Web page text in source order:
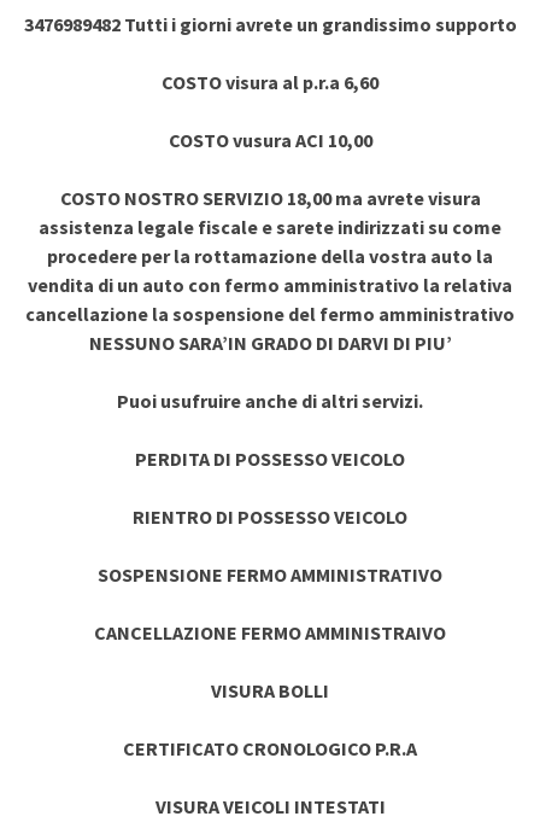
3476989482 Tutti i giorni avrete un grandissimo supporto
COSTO visura al p.r.a 6,60
COSTO vusura ACI 10,00
COSTO NOSTRO SERVIZIO 18,00 ma avrete visura
assistenza legale fiscale e sarete indirizzati su come
procedere per la rottamazione della vostra auto la
vendita di un auto con fermo amministrativo la relativa
cancellazione la sospensione del fermo amministrativo
NESSUNO SARA’IN GRADO DI DARVI DI PIU’
Puoi usufruire anche di altri servizi.
PERDITA DI POSSESSO VEICOLO
RIENTRO DI POSSESSO VEICOLO
SOSPENSIONE FERMO AMMINISTRATIVO
CANCELLAZIONE FERMO AMMINISTRAIVO
VISURA BOLLI
CERTIFICATO CRONOLOGICO P.R.A
VISURA VEICOLI INTESTATI